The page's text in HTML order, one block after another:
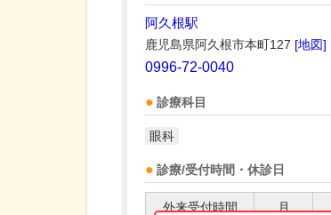
阿久根駅
鹿児島県阿久根市本町127 [地図]
0996-72-0040
診療科目
眼科
診療/受付時間・休診日
外来受付時間 月